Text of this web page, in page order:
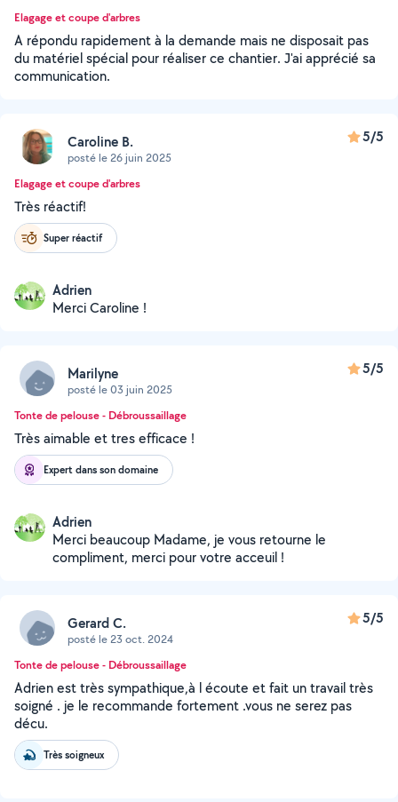
Elagage et coupe d'arbres
A répondu rapidement à la demande mais ne disposait pas
du matériel spécial pour réaliser ce chantier. J'ai apprécié sa
communication.
Caroline B.
posté le 26 juin 2025
5/5
Elagage et coupe d'arbres
Très réactif!
Super réactif
Adrien
Merci Caroline !
Marilyne
posté le 03 juin 2025
5/5
Tonte de pelouse - Débroussaillage
Très aimable et tres efficace !
Expert dans son domaine
Adrien
Merci beaucoup Madame, je vous retourne le
compliment, merci pour votre acceuil !
Gerard C.
posté le 23 oct. 2024
5/5
Tonte de pelouse - Débroussaillage
Adrien est très sympathique,à l écoute et fait un travail très
soigné . je le recommande fortement .vous ne serez pas
décu.
Très soigneux